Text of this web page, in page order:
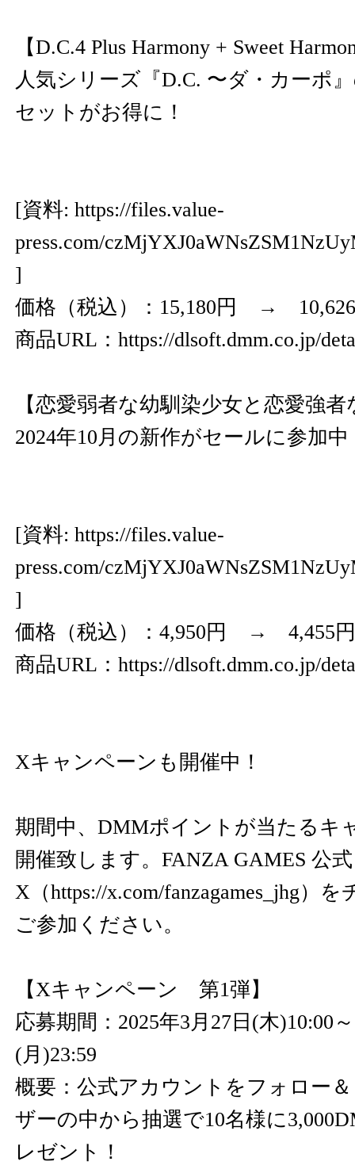
【D.C.4 Plus Harmony + Sweet
人気シリーズ『D.C. 〜ダ・カーポ
セットがお得に！
[資料: https://files.value-
press.com/
]
価格（税込）：15,180円 → 10,626
商品URL： https://dlsoft.dmm.co.jp/
【恋愛弱者な幼馴染少女と恋愛強者
2024年10月の新作がセールに参加中
[資料: https://files.value-
press.com/
]
価格（税込）：4,950円 → 4,455円
商品URL： https://dlsoft.dmm.co.jp/
Xキャンペーンも開催中！
期間中、DMMポイントが当たるキ
開催致します。FANZA GAMES 公式
X（https://x.com/fanzagames_jhg）を
ご参加ください。
【Xキャンペーン 第1弾】
応募期間：2025年3月27日(木)10:00
(月)23:59
概要：公式アカウントをフォロー
ザーの中から抽選で10名様に
レゼント！